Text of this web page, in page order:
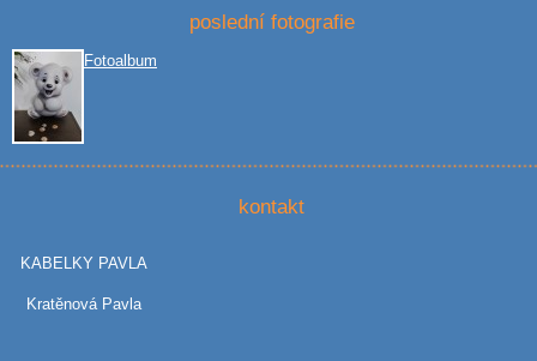
poslední fotografie
Fotoalbum
kontakt
KABELKY PAVLA
Kratěnová Pavla